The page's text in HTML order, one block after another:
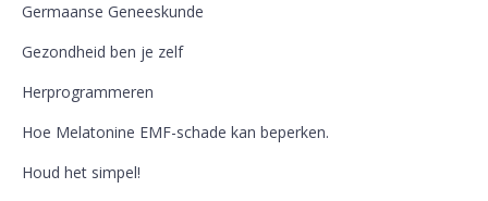
Germaanse Geneeskunde
Gezondheid ben je zelf
Herprogrammeren
Hoe Melatonine EMF-schade kan beperken.
Houd het simpel!